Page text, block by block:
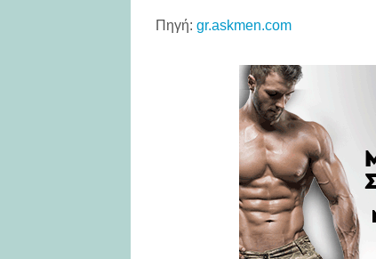
Πηγή: gr.askmen.com